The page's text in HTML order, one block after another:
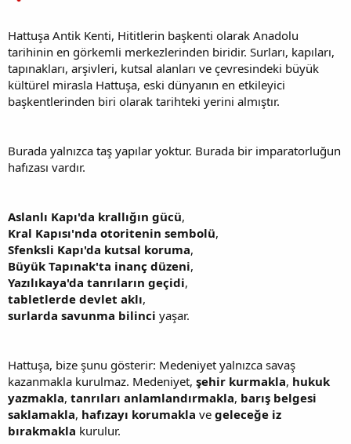
Hattuşa Antik Kenti, Hititlerin başkenti olarak Anadolu
tarihinin en görkemli merkezlerinden biridir. Surları, kapıları,
tapınakları, arşivleri, kutsal alanları ve çevresindeki büyük
kültürel mirasla Hattuşa, eski dünyanın en etkileyici
başkentlerinden biri olarak tarihteki yerini almıştır.
Burada yalnızca taş yapılar yoktur. Burada bir imparatorluğun
hafızası vardır.
Aslanlı Kapı'da krallığın gücü,
Kral Kapısı'nda otoritenin sembolü,
Sfenksli Kapı'da kutsal koruma,
Büyük Tapınak'ta inanç düzeni,
Yazılıkaya'da tanrıların geçidi,
tabletlerde devlet aklı,
surlarda savunma bilinci yaşar.
Hattuşa, bize şunu gösterir: Medeniyet yalnızca savaş
kazanmakla kurulmaz. Medeniyet, şehir kurmakla, hukuk
yazmakla, tanrıları anlamlandırmakla, barış belgesi
saklamakla, hafızayı korumakla ve geleceğe iz
bırakmakla kurulur.